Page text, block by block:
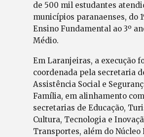
de 500 mil estudantes
municípios paranaenses, do
Ensino Fundamental ao 3º
Médio.
Em Laranjeiras, a execução
coordenada pela secretaria
Assistência Social e
Família, em alinhamento
secretarias de Educação,
Cultura, Tecnologia e
Transportes, além do Núcleo